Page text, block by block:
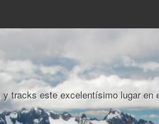
tracks este excelentísimo lugar en